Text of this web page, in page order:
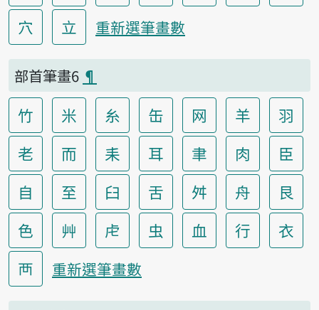
穴
立 重新選筆畫數
部首筆畫6 ¶
竹 米 糸 缶 网 羊
羽
老
而 耒 耳 聿 肉
臣
自
至 臼 舌 舛 舟
艮
色
艸 虍 虫 血 行
衣
襾
重新選筆畫數